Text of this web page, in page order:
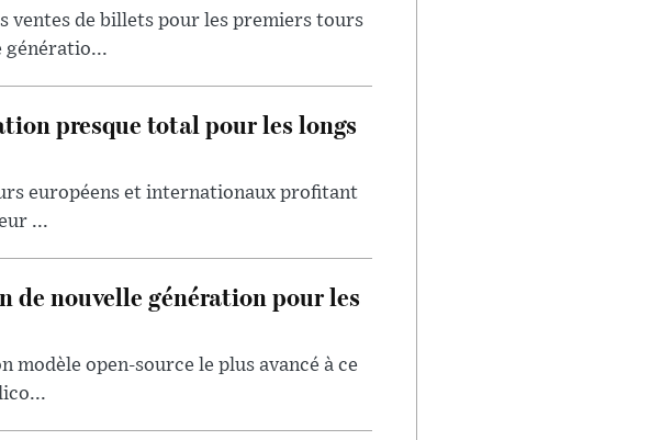
ventes de billets pour les premiers tours
génératio...
presque total pour les longs
européens et internationaux profitant
...
nouvelle génération pour les
modèle open-source le plus avancé à ce